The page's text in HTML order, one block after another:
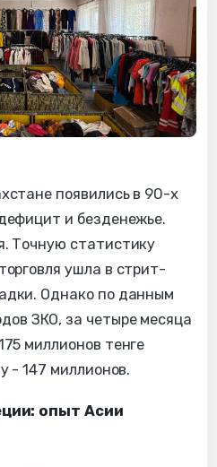
появились в 90-х
и безденежье.
Точную статистику
ушла в стрит-
Однако по данным
ЗКО, за четыре месяца
миллионов тенге
- 147 миллионов.
опыт Асии